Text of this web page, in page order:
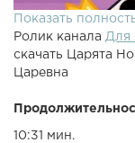
Показать
Ролик канала Для
скачать Царята
Царевна
10:31 мин.